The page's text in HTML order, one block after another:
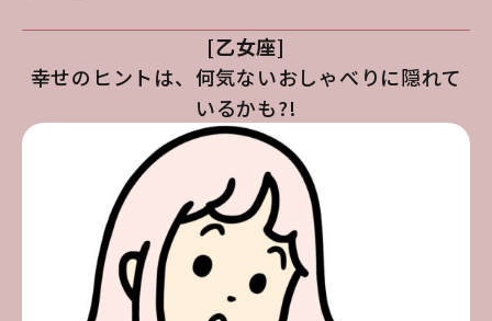
[乙女座]
幸せのヒントは、何気ないおしゃべりに隠れて
いるかも?!